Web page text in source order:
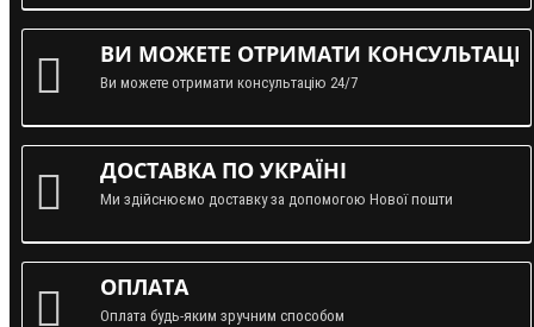
ВИ МОЖЕТЕ ОТРИМАТИ
Ви можете отримати консультацію 24/7
ДОСТАВКА ПО УКРАЇНІ
Ми здійснюємо доставку за допомогою Нової пошти
ОПЛАТА
Оплата будь-яким зручним способом